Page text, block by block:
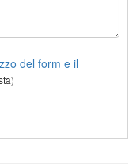
del form e il